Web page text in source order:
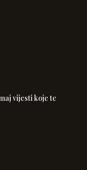
vijesti koje te